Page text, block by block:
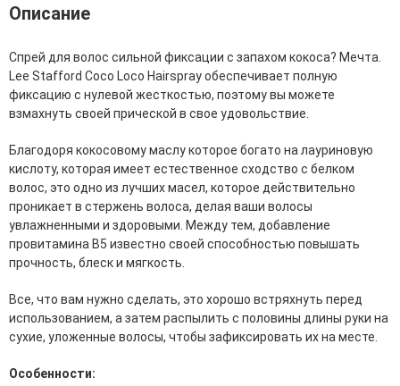
Автозагар для лица
Ампулы для лица
Бальзамы для лица
Защита от солнца для лица
Карбокситерапия
Кремы для лица
Лосьоны, тоники и мисты для лица
Маски для лица
Масла для лица
Мицеллярная вода
Наборы для ухода за лицом
Пенки и муссы для лица
Скрабы, пилинги и гоммажи для лица
Средства для умывания
Описание
Спрей для волос сильной фиксации с запахом кокоса? Мечта.
Lee Stafford Coco Loco Hairspray обеспечивает полную
фиксацию с нулевой жесткостью, поэтому вы можете
взмахнуть своей прической в свое удовольствие.
Благодоря кокосовому маслу которое богато на лауриновую
кислоту, которая имеет естественное сходство с белком
волос, это одно из лучших масел, которое действительно
проникает в стержень волоса, делая ваши волосы
увлажненными и здоровыми. Между тем, добавление
провитамина B5 известно своей способностью повышать
прочность, блеск и мягкость.
Все, что вам нужно сделать, это хорошо встряхнуть перед
использованием, а затем распылить с половины длины руки на
сухие, уложенные волосы, чтобы зафиксировать их на месте.
Особенности: